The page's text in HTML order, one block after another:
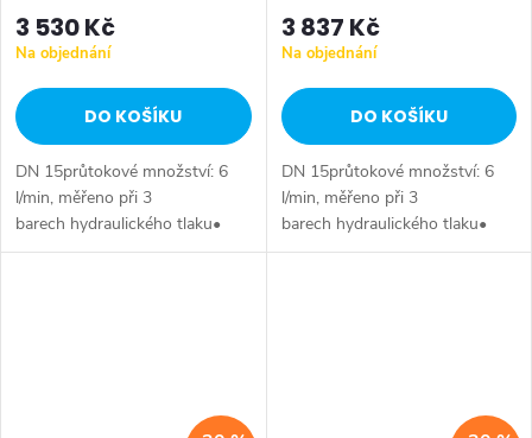
3 530 Kč
Na objednání
DO KOŠÍKU
DN 15průtokové množství: 6
l/min, měřeno při 3
barech hydraulického tlaku•
odpadní souprava (kov)•
3 837 Kč
Na objednání
DO KOŠÍKU
DN 15průtokové množství: 6
l/min, měřeno při 3
barech hydraulického tlaku•
odpadní souprava (kov)•